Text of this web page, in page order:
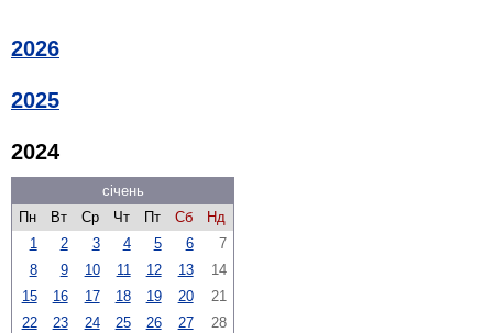
2026
2025
2024
січень
Пн
Вт Ср Чт Пт Сб
Нд
1
2 3 4 5 6
7
8
9 10 11 12 13
14
15
16 17 18 19 20
21
22
23 24 25 26 27
28